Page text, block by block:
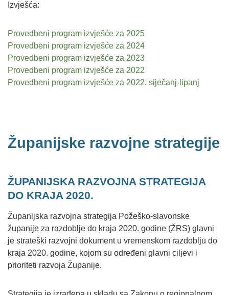
Izvješća:
Provedbeni program izvješće za 2025
Provedbeni program izvješće za 2024
Provedbeni program izvješće za 2023
Provedbeni program izvješće za 2022
Provedbeni program izvješće za 2022. siječanj-lipanj
Županijske razvojne strategije
ŽUPANIJSKA RAZVOJNA STRATEGIJA
DO KRAJA 2020.
Županijska razvojna strategija Požeško-slavonske
županije za razdoblje do kraja 2020. godine (ŽRS) glavni
je strateški razvojni dokument u vremenskom razdoblju do
kraja 2020. godine, kojom su određeni glavni ciljevi i
prioriteti razvoja Županije.